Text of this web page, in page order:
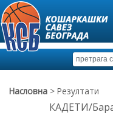
Насловна > Резултати
КАДЕТИ/